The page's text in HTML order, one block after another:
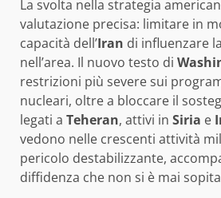
La svolta nella strategia
valutazione precisa: limitare in
capacità dell’Iran di influenzare
nell’area. Il nuovo testo di
restrizioni più severe sui
nucleari, oltre a bloccare il
legati a Teheran, attivi in Siria e
vedono nelle crescenti attività
pericolo destabilizzante,
diffidenza che non si è mai